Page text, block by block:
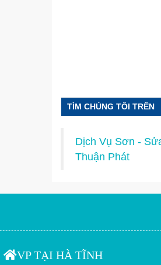
TÌM CHÚNG TÔI TRÊN
Dịch Vụ Sơn -
Thuận Phát
VP TẠI HÀ TĨNH